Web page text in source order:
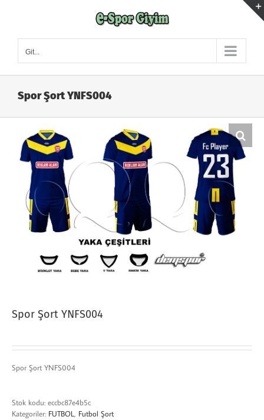
Git...
Spor Şort YNFS004
Spor Şort YNFS004
Spor Şort YNFS004
Stok kodu: eccbc87e4b5c
Kategoriler: FUTBOL
Futbol Şort